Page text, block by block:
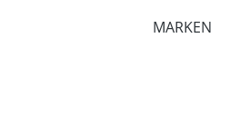
MARKEN